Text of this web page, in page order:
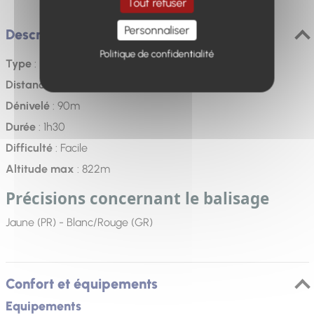
Description
Type: Boucle balisée
Distance
Dénivelé: 90m
Durée: 1h30
Difficulté: Facile
Altitude max : 822m
Précisions concernant le balisage
Jaune (PR) - Blanc/Rouge (GR)
Confort et équipements
Equipements
Tout refuser
Personnaliser
Politique de confidentialité